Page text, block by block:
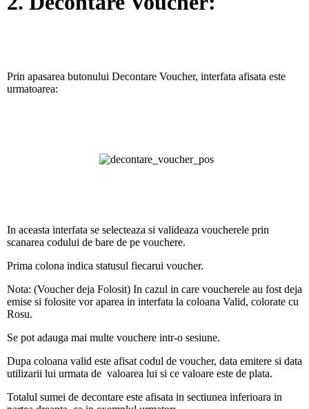
Prin apasarea butonului Decontare Voucher, interfata afisata este
urmatoarea:
In aceasta interfata se selecteaza si valideaza voucherele prin
scanarea codului de bare de pe vouchere.
Prima colona indica statusul fiecarui voucher.
Nota: (Voucher deja Folosit) In cazul in care voucherele au fost deja
emise si folosite vor aparea in interfata la coloana Valid, colorate cu
Rosu.
Se pot adauga mai multe vouchere intr-o sesiune.
Dupa coloana valid este afisat codul de voucher, data emitere si data
utilizarii lui urmata de valoarea lui si ce valoare este de plata.
Totalul sumei de decontare este afisata in sectiunea inferioara in